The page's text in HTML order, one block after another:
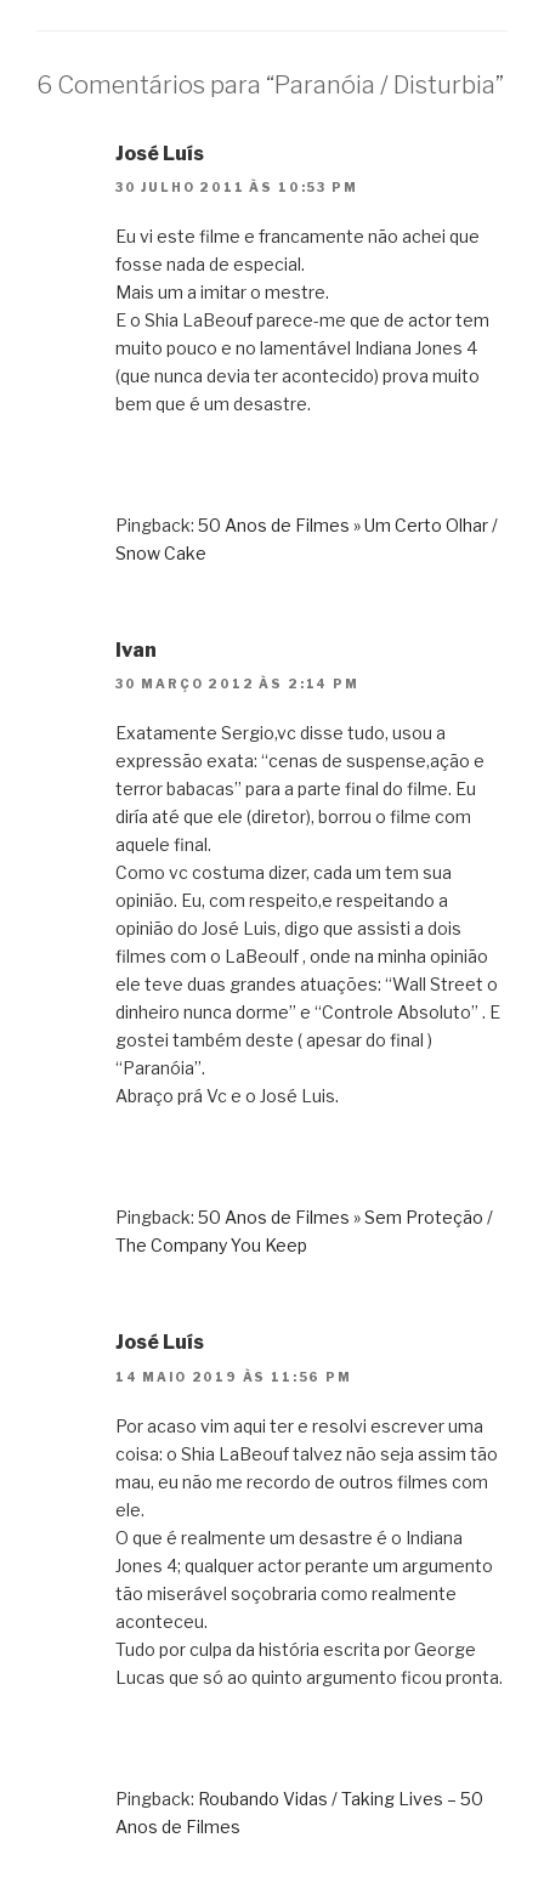
6 Comentários para “Paranóia / Disturbia”
José Luís
30 JULHO 2011 ÀS 10:53 PM
Eu vi este filme e francamente não achei que
fosse nada de especial.
Mais um a imitar o mestre.
E o Shia LaBeouf parece-me que de actor tem
muito pouco e no lamentável Indiana Jones 4
(que nunca devia ter acontecido) prova muito
bem que é um desastre.
Pingback: 50 Anos de Filmes » Um Certo Olhar /
Snow Cake
Ivan
30 MARÇO 2012 ÀS 2:14 PM
Exatamente Sergio,vc disse tudo, usou a
expressão exata: “cenas de suspense,ação e
terror babacas” para a parte final do filme. Eu
diría até que ele (diretor), borrou o filme com
aquele final.
Como vc costuma dizer, cada um tem sua
opinião. Eu, com respeito,e respeitando a
opinião do José Luis, digo que assisti a dois
filmes com o LaBeoulf , onde na minha opinião
ele teve duas grandes atuações: “Wall Street o
dinheiro nunca dorme” e “Controle Absoluto” . E
gostei também deste ( apesar do final )
“Paranóia”.
Abraço prá Vc e o José Luis.
Pingback: 50 Anos de Filmes » Sem Proteção /
The Company You Keep
José Luís
14 MAIO 2019 ÀS 11:56 PM
Por acaso vim aqui ter e resolvi escrever uma
coisa: o Shia LaBeouf talvez não seja assim tão
mau, eu não me recordo de outros filmes com
ele.
O que é realmente um desastre é o Indiana
Jones 4; qualquer actor perante um argumento
tão miserável soçobraria como realmente
aconteceu.
Tudo por culpa da história escrita por George
Lucas que só ao quinto argumento ficou pronta.
Pingback: Roubando Vidas / Taking Lives – 50
Anos de Filmes